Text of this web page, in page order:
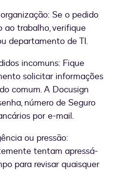
Se o pedido
ao trabalho, verifique
departamento de TI.
incomuns: Fique
solicitar informações
comum. A Docusign
número de Seguro
por e-mail.
ou pressão:
tentam apressá-
para revisar quaisquer